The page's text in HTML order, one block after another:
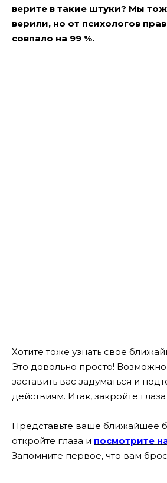
верите в такие штуки? Мы
верили, но от психологов
совпало на 99 %.
Хотите тоже узнать свое
Это довольно просто! Возможно,
заставить вас задуматься и
действиям. Итак, закройте
Представьте ваше ближайшее
откройте глаза и посмотрите
Запомните первое, что вам